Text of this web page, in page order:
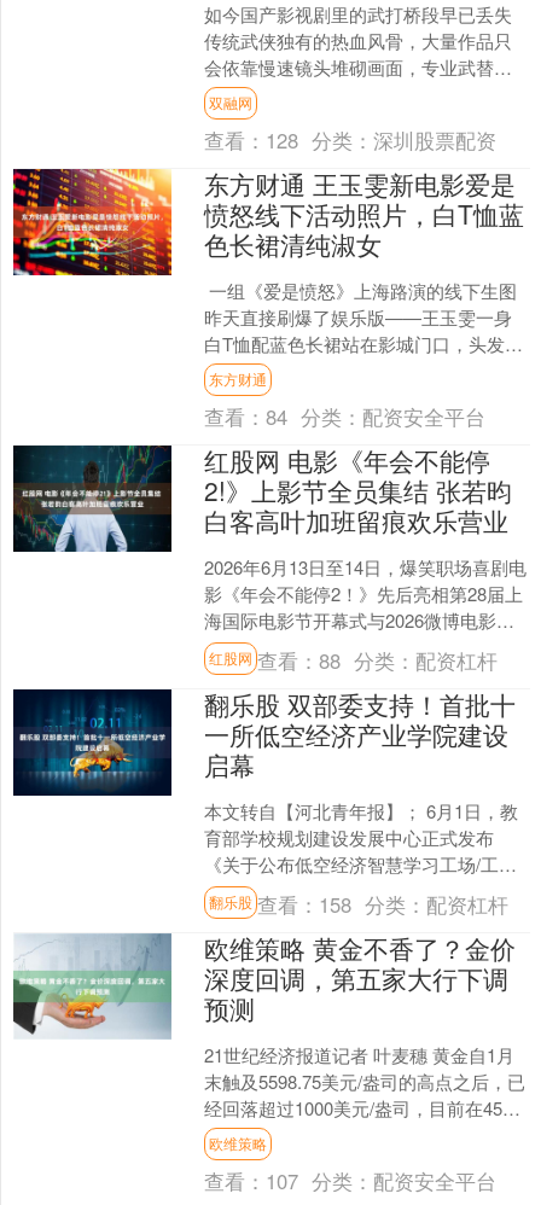
如今国产影视剧里的武打桥段早已丢失
传统武侠独有的热血风骨，大量作品只
会依靠慢速镜头堆砌画面，专业武替包
揽全部高危动作，后期特效强行填充打
斗冲击力，演员仅仅简单摆....
双融网
查看： 128 分类：深圳股票配资
东方财通 王玉雯新电影爱是
愤怒线下活动照片，白T恤蓝
色长裙清纯淑女
一组《爱是愤怒》上海路演的线下生图
昨天直接刷爆了娱乐版——王玉雯一身
白T恤配蓝色长裙站在影城门口，头发随
性拢起，淡妆，原相机怼脸拍都透
亮。 看上去像你大学隔壁....
东方财通
查看：84 分类： 配资安全平台
红股网 电影《年会不能停
2!》上影节全员集结 张若昀
白客高叶加班留痕欢乐营业
2026年6月13日至14日，爆笑职场喜剧电
影《年会不能停2！》先后亮相第28届上
海国际电影节开幕式与2026微博电影之
夜，导演董润年、总制片人应萝佳携张
若昀、....
红股网 查看：88 分类： 配资杠杆
翻乐股 双部委支持！首批十
一所低空经济产业学院建设
启幕
本文转自【河北青年报】； 6月1日，教
育部学校规划建设发展中心正式发布
《关于公布低空经济智慧学习工场/工信
国际低空经济产业学院项目首批建设院
校名单的通知》。按照....
翻乐股 查看： 158 分类： 配资杠杆
欧维策略 黄金不香了？金价
深度回调，第五家大行下调
预测
21世纪经济报道记者 叶麦穗 黄金自1月
末触及5598.75美元/盎司的高点之后，已
经回落超过1000美元/盎司，目前在4500
美元/盎司附近徘徊，整体呈现“冲....
欧维策略
查看： 107 分类： 配资安全平台